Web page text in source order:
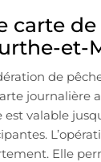
carte
et-
de
journalière
est valable
Elle